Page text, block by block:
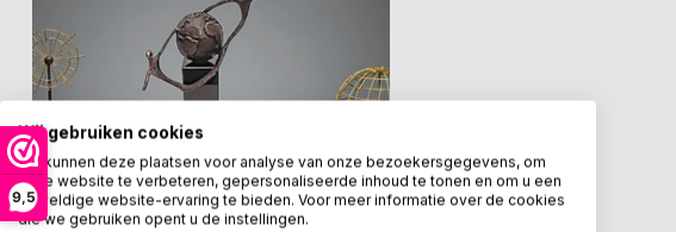
9,5
Wij gebruiken cookies
We kunnen deze plaatsen voor analyse van onze bezoekersgegevens, om
onze website te verbeteren, gepersonaliseerde inhoud te tonen en om u een
geweldige website-ervaring te bieden. Voor meer informatie over de cookies
die we gebruiken opent u de instellingen.